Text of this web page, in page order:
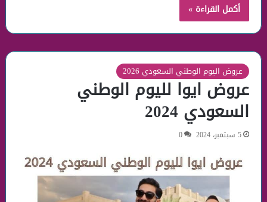
أكمل القراءة »
عروض اليوم الوطني السعودي 2026
عروض ايوا لليوم الوطني
السعودي 2024
5 سبتمبر، 2024 0